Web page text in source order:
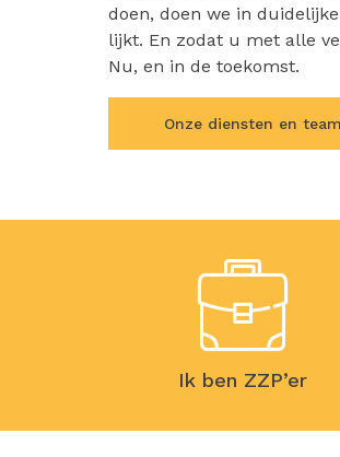
doen, doen we in
lijkt. En zodat u met alle
Nu, en in de toekomst.
Onze diensten en team
Ik ben ZZP’er